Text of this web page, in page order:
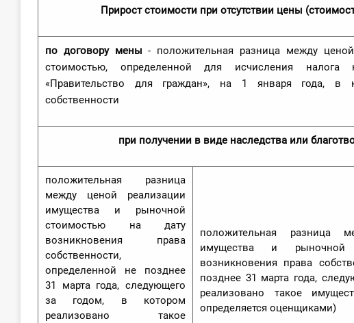
Прирост стоимости при отсутствии цены
по договору мены - положительная разница между
стоимостью, определенной для исчисления
«Правительство для граждан», на 1 января года, в
собственности
при получении в виде наследства или
положительная разница
между ценой реализации
имущества и рыночной
стоимостью на дату
возникновения права
собственности,
определенной не позднее
31 марта года, следующего
за годом, в котором
реализовано такое
положительная разница
имущества и
возникновения права
позднее 31 марта года,
реализовано такое
определяется оценщиками)